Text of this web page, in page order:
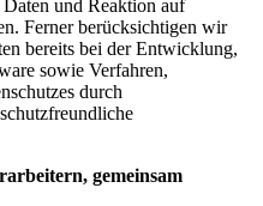
und Reaktion auf
Ferner berücksichtigen wir
bereits bei der Entwicklung,
sowie Verfahren,
durch
gemeinsam